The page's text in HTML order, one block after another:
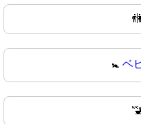
🚼 ベ